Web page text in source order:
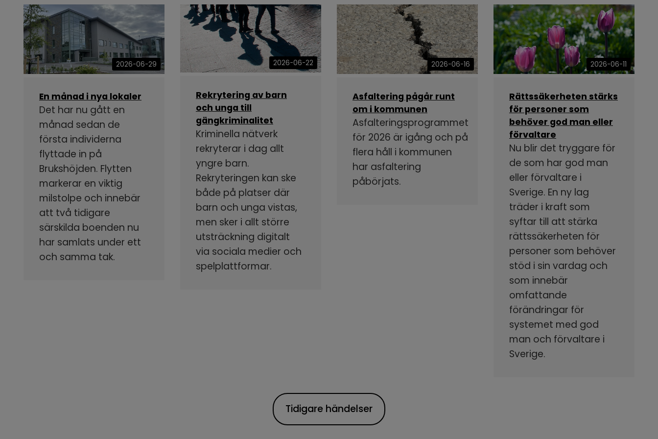
2026-06-29
En månad i nya lokaler
Det har nu gått en
månad sedan de
första individerna
flyttade in på
Brukshöjden. Flytten
markerar en viktig
milstolpe och innebär
att två tidigare
särskilda boenden nu
har samlats under ett
och samma tak.
2026-06-22
Rekrytering av barn
och unga till
gängkriminalitet
Kriminella nätverk
rekryterar i dag allt
yngre barn.
Rekryteringen kan ske
både på platser där
barn och unga vistas,
men sker i allt större
utsträckning digitalt
via sociala medier och
spelplattformar.
2026-06-16
Asfaltering pågår runt
om i kommunen
Asfalteringsprogrammet
för 2026 är igång och på
flera håll i kommunen
har asfaltering
påbörjats.
2026-06-11
Rättssäkerheten stärks
för personer som
behöver god man eller
förvaltare
Nu blir det tryggare för
de som har god man
eller förvaltare i
Sverige. En ny lag
träder i kraft som
syftar till att stärka
rättssäkerheten för
personer som behöver
stöd i sin vardag och
som innebär
omfattande
förändringar för
systemet med god
man och förvaltare i
Sverige.
Tidigare händelser